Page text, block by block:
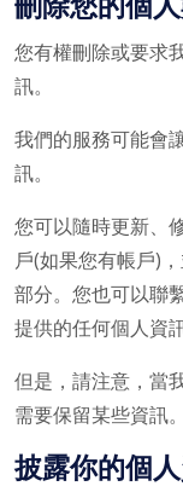
您有權刪除或要求
訊。
我們的服務可能會
訊。
您可以隨時更新、
戶(如果您有帳戶)
部分。您也可以聯
提供的任何個人資訊
但是，請注意，當
需要保留某些資訊。
披露你的個